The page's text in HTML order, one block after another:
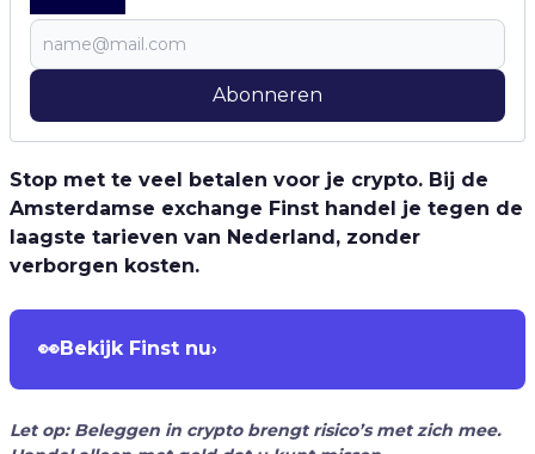
Abonneren
Stop met te veel betalen voor je crypto. Bij de
Amsterdamse exchange Finst handel je tegen de
laagste tarieven van Nederland, zonder
verborgen kosten.
👀Bekijk Finst nu›
Let op: Beleggen in crypto brengt risico’s met zich mee.